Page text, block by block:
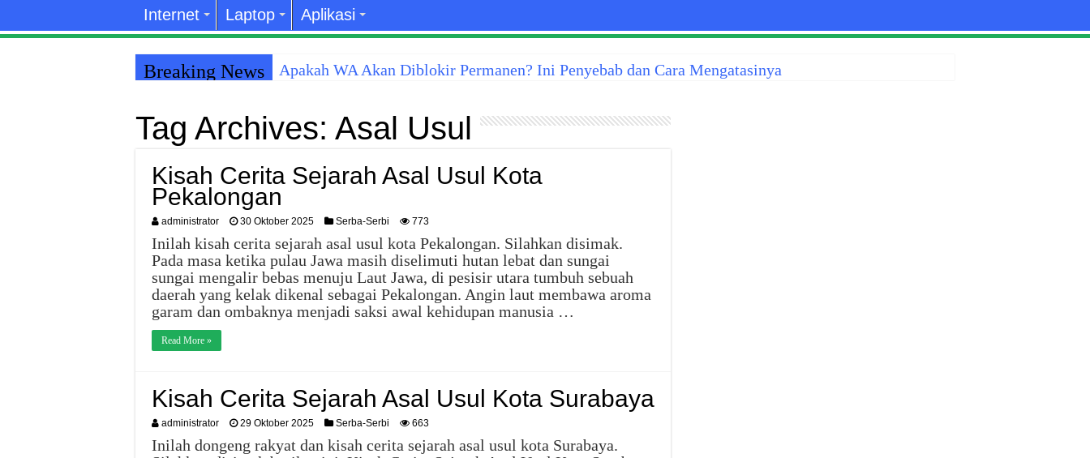
Internet Laptop Aplikasi
Breaking News Apakah WA Akan Diblokir Permanen? Ini Penyebab dan Cara Mengatasinya
Tag Archives: Asal Usul
Kisah Cerita Sejarah Asal Usul Kota
Pekalongan
administrator 30 Oktober 2025 Serba-Serbi 773
Inilah kisah cerita sejarah asal usul kota Pekalongan. Silahkan disimak.
Pada masa ketika pulau Jawa masih diselimuti hutan lebat dan sungai
sungai mengalir bebas menuju Laut Jawa, di pesisir utara tumbuh sebuah
daerah yang kelak dikenal sebagai Pekalongan. Angin laut membawa aroma
garam dan ombaknya menjadi saksi awal kehidupan manusia …
Read More »
Kisah Cerita Sejarah Asal Usul Kota Surabaya
administrator 29 Oktober 2025 Serba-Serbi 663
Inilah dongeng rakyat dan kisah cerita sejarah asal usul kota Surabaya.